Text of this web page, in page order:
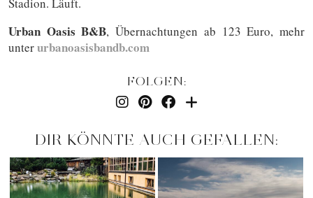
Urban Oasis B&B, Übernachtungen ab 123 Euro, mehr
unterurbanoasisbandb.com
FOLGEN:
DIR KÖNNTE AUCH GEFALLEN: